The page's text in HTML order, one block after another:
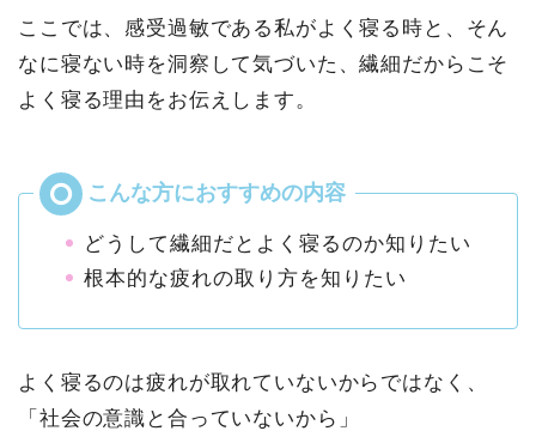
ここでは、感受過敏である私がよく寝る時と、そん
なに寝ない時を洞察して気づいた、繊細だからこそ
よく寝る理由をお伝えします。
どうして繊細だとよく寝るのか知りたい
根本的な疲れの取り方を知りたい
よく寝るのは疲れが取れていないからではなく、
「社会の意識と合っていないから」